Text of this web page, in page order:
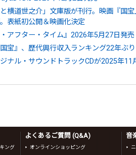
横道世之介」文庫版が刊行。映画『国
表紙初公開＆映画化決定
アフター・タイム』2026年5月27日発売
宝』、歴代興行収入ランキング22年ぶ
ナル・サウンドトラックCDが2025年11
ング
よくあるご質問 (Q&A)
オンラインショッピング
音